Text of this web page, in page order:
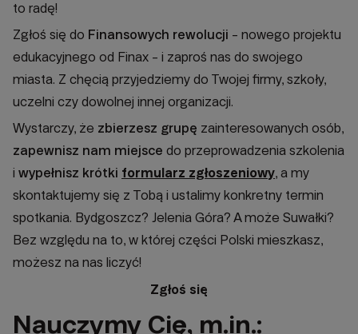
to radę!
Zgłoś się do Finansowych rewolucji - nowego projektu
edukacyjnego od Finax - i zaproś nas do swojego
miasta. Z chęcią przyjedziemy do Twojej firmy, szkoły,
uczelni czy dowolnej innej organizacji.
Wystarczy, że zbierzesz grupę zainteresowanych osób,
zapewnisz nam miejsce do przeprowadzenia szkolenia
i wypełnisz krótki formularz zgłoszeniowy, a my
skontaktujemy się z Tobą i ustalimy konkretny termin
spotkania. Bydgoszcz? Jelenia Góra? A może Suwałki?
Bez względu na to, w której części Polski mieszkasz,
możesz na nas liczyć!
Zgłoś się
Nauczymy Cię, m.in.: